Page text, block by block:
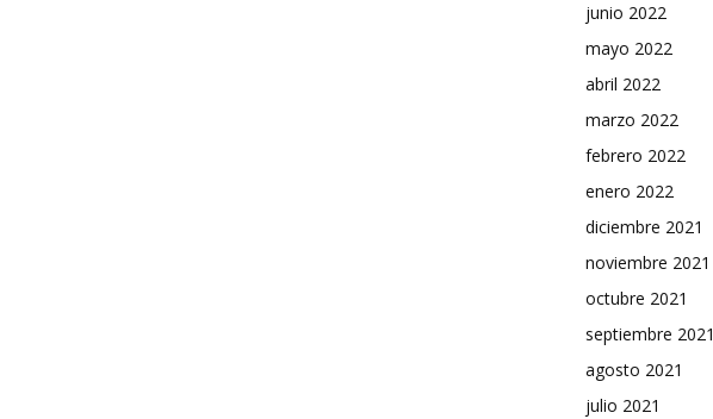
junio 2022
mayo 2022
abril 2022
marzo 2022
febrero 2022
enero 2022
diciembre 2021
noviembre 2021
octubre 2021
septiembre 2021
agosto 2021
julio 2021